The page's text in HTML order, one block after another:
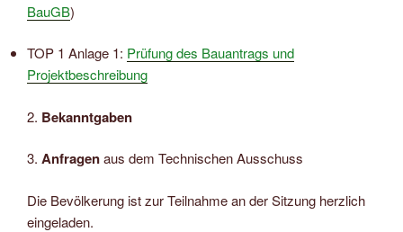
BauGB)
TOP 1 Anlage 1: Prüfung des Bauantrags und
Projektbeschreibung
2. Bekanntgaben
3. Anfragenaus dem Technischen Ausschuss
Die Bevölkerung ist zur Teilnahme an der Sitzung herzlich
eingeladen.